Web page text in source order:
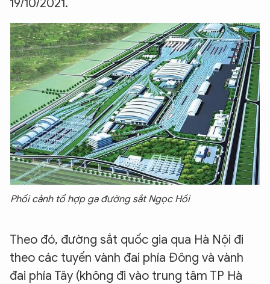
19/10/2021.
Phối cảnh tổ hợp ga đường sắt Ngọc Hồi
Theo đó, đường sắt quốc gia qua Hà Nội đi
theo các tuyến vành đai phía Đông và vành
đai phía Tây (không đi vào trung tâm TP Hà